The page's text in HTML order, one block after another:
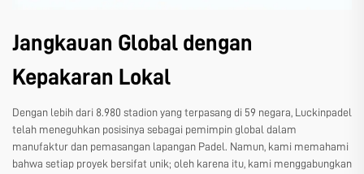
Jangkauan Global dengan
Kepakaran Lokal
Dengan lebih dari 8.980 stadion yang terpasang di 59 negara, Luckinpadel
telah meneguhkan posisinya sebagai pemimpin global dalam
manufaktur dan pemasangan lapangan Padel. Namun, kami memahami
bahwa setiap proyek bersifat unik; oleh karena itu, kami menggabungkan